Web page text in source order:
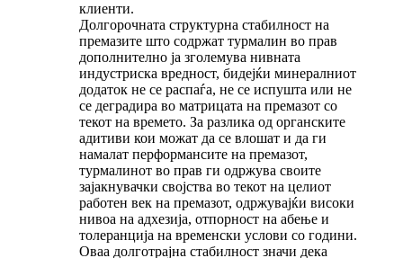
клиенти.
Долгорочната структурна стабилност на
премазите што содржат турмалин во прав
дополнително ја зголемува нивната
индустриска вредност, бидејќи минералниот
додаток не се распаѓа, не се испушта или не
се деградира во матрицата на премазот со
текот на времето. За разлика од органските
адитиви кои можат да се влошат и да ги
намалат перформансите на премазот,
турмалинот во прав ги одржува своите
зајакнувачки својства во текот на целиот
работен век на премазот, одржувајќи високи
нивоа на адхезија, отпорност на абење и
толеранција на временски услови со години.
Оваа долготрајна стабилност значи дека